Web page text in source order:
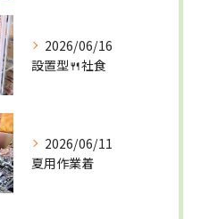
2026/06/16
設置型🍴社食
2026/06/11
夏用作業着